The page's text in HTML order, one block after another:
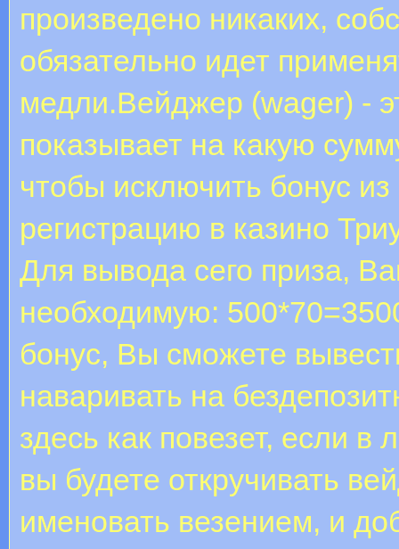
произведено никаких,
обязательно идет
медли.Вейджер (wager) -
показывает на какую
чтобы исключить бонус
регистрацию в казино
Для вывода сего приза,
необходимую:
бонус, Вы сможете
наваривать на
здесь как повезет, если
вы будете откручивать
именовать везением, и